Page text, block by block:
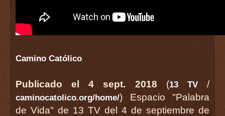
Camino Católico
Publicado el 4 sept. 2018 (13 TV/
caminocatolico.org/home/) Espacio "Palabra
de Vida" de 13 TV del 4 de septiembre de